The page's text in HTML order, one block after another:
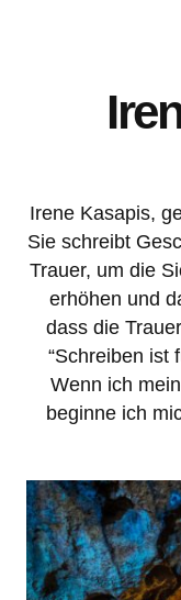
Irene Kasapis,
Sie schreibt
Trauer, um die
erhöhen und
dass die
“Schreiben ist
Wenn ich
beginne ich